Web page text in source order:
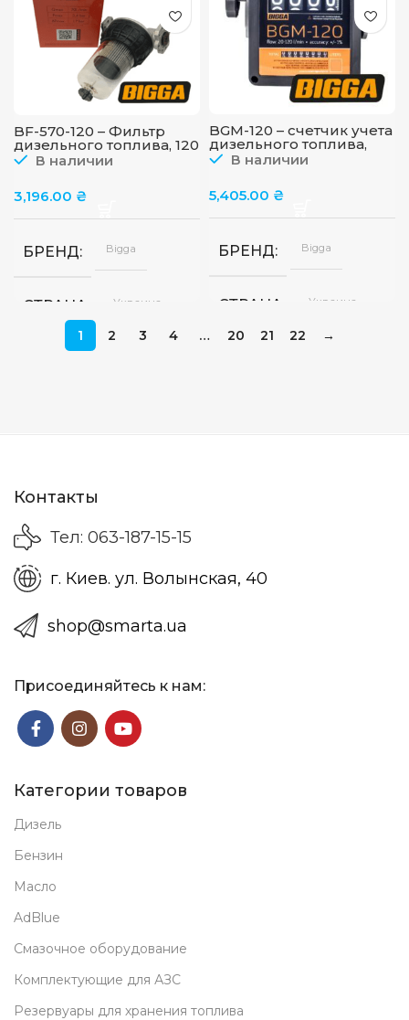
ПРОПУСКНАЯ
BF-570-120 – Фильтр
дизельного топлива, 120
микрон, до 100 л/мин,
В наличии
3,196.00 ₴
БРЕНД Bigga
СТРАНА Украина
BGM-120 – счетчик учета
дизельного топлива,
при продуктивности 20-
В наличии
5,405.00 ₴
БРЕНД Bigga
СТРАНА Украина
1 2 3 4 … 20 21 22 →
Контакты
Тел: 063-187-15-15
г. Киев. ул. Волынская, 40
shop@smarta.ua
Присоединяйтесь к нам:
Категории товаров
Дизель
Бензин
Масло
AdBlue
Смазочное оборудование
Комплектующие для АЗС
Резервуары для хранения топлива